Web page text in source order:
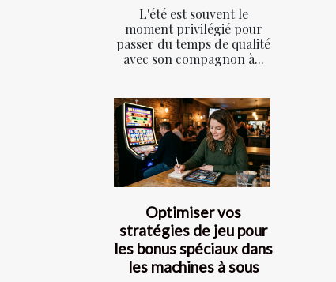
L'été est souvent le
moment privilégié pour
passer du temps de qualité
avec son compagnon à...
Optimiser vos
stratégies de jeu pour
les bonus spéciaux dans
les machines à sous